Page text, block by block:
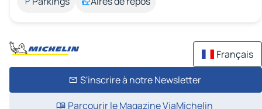
Français
S'inscrire à notre Newsletter
Parcourir le Magazine ViaMichelin